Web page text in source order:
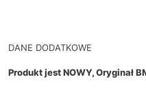
DANE DODATKOWE
Produkt jest NOWY, Oryginał